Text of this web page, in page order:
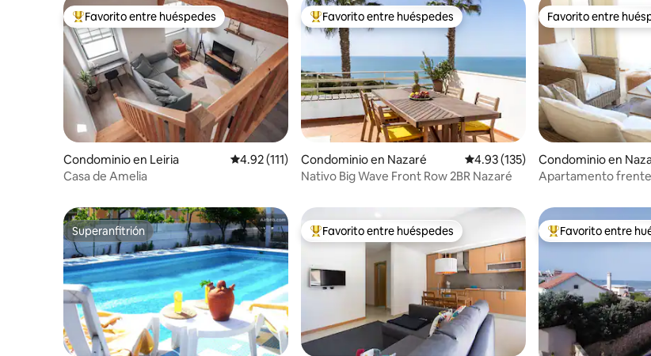
De los mejores en Favorito entre huéspedes
Favorito entre huéspedes
Condominio en Leiria Calificación promedio: 4.92 de 5; 111 evaluaciones
4.92 (111)
Casa de Amelia
De los mejores en Favorito entre huéspedes
Favorito entre huéspedes
Condominio en Nazaré Calificación promedio: 4.93 de 5;
4.93 (135)
Nativo Big Wave Front Row 2BR Nazaré
Favorito entre
Favorito entre
Condominio en
Apartamento frente
Superanfitrión
Superanfitrión De los mejores en Favorito entre huéspedes
Favorito entre huéspedes De los mejores en
Favorito entre